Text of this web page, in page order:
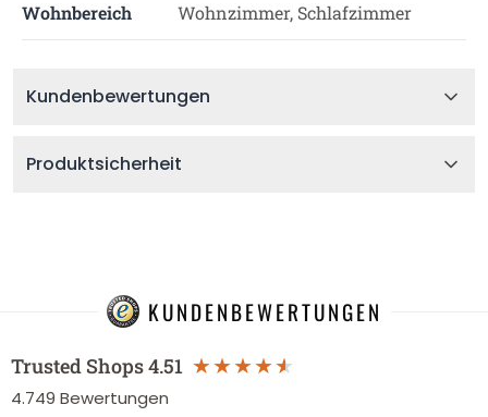
Wohnbereich Wohnzimmer, Schlafzimmer
Kundenbewertungen
Produktsicherheit
KUNDENBEWERTUNGEN
Trusted Shops4.51
4.749 Bewertungen